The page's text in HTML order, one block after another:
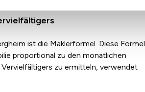
ist die Maklerformel. Diese Formel
proportional zu den monatlichen
zu ermitteln, verwendet